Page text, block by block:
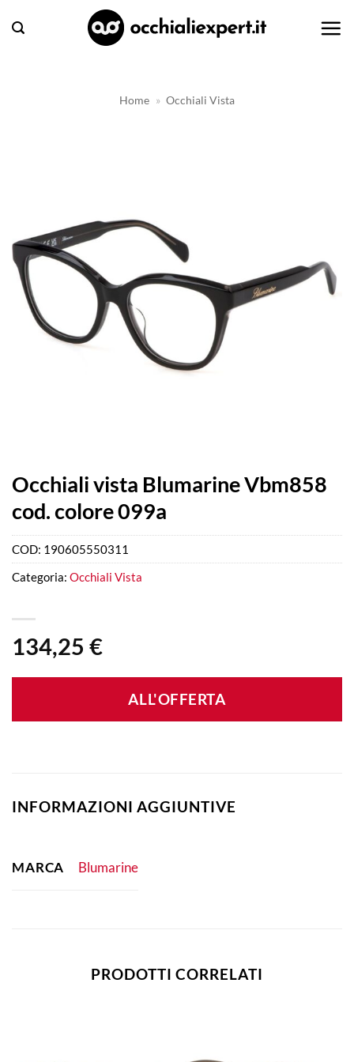
Home » Occhiali Vista
Occhiali vista Blumarine Vbm858
cod. colore 099a
134,25 €
ALL'OFFERTA
COD: 190605550311
Categoria: Occhiali Vista
INFORMAZIONI AGGIUNTIVE
MARCA Blumarine
PRODOTTI CORRELATI